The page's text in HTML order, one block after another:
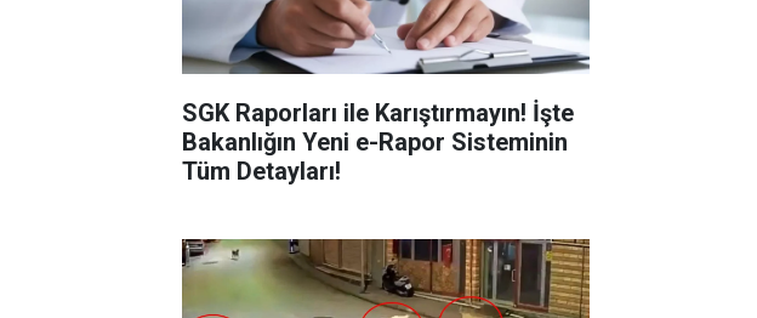
SGK Raporları ile Karıştırmayın! İşte
Bakanlığın Yeni e-Rapor Sisteminin
Tüm Detayları!